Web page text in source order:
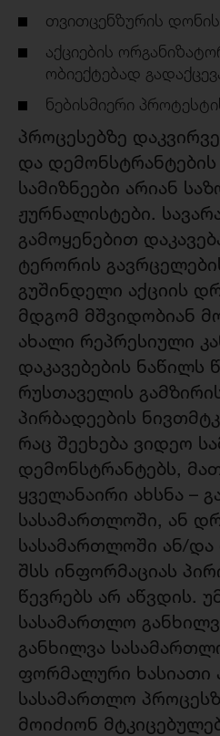
თვითცენზურის
აქციების
ობიექტებად
ნებისმიერი
პროცესებზე
და
სამიზნეები არიან
ჟურნალისტები.
გამოყენებით
ტერორის
გუშინდელი აქციის
მდგომ მშვიდობიან
ახალი რეპრესიული
დაკავებების ნაწილს
რუსთაველის
პირბადეების
რაც შეეხება ვიდეო
დემონსტრანტებს,
ყველანაირი ახსნა –
სასამართლოში, ან
სასამართლოში ან/
შსს ინფორმაციას
წევრებს არ აწვდის.
სასამართლო
განხილვა
ფორმალური ხასიათი
სასამართლო
მოიძიონ